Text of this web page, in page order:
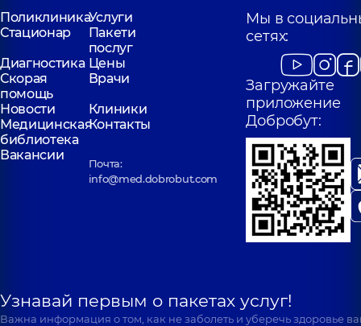
ПоликлиникаУслуги
Стационар
Пакети
послуг
Диагностика Цены
Скорая
помощь
Врачи
Новости
Клиники
Медицинская
библиотека
Контакты
Вакансии
Почта:
info@med.dobrobut.com
Мы в
сетях:
Загружайте
приложение
Добробут:
Узнавай первым о пакетах услуг!
Важна информация о том, как не заболеть и уберечь здоровье